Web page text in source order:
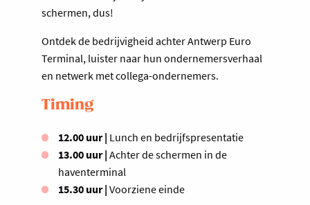
schermen, dus!
Ontdek de bedrijvigheid achter Antwerp Euro
Terminal, luister naar hun ondernemersverhaal
en netwerk met collega-ondernemers.
Timing
12.00 uur | Lunch en bedrijfspresentatie
13.00 uur | Achter de schermen in de
haventerminal
15.30 uur | Voorziene einde